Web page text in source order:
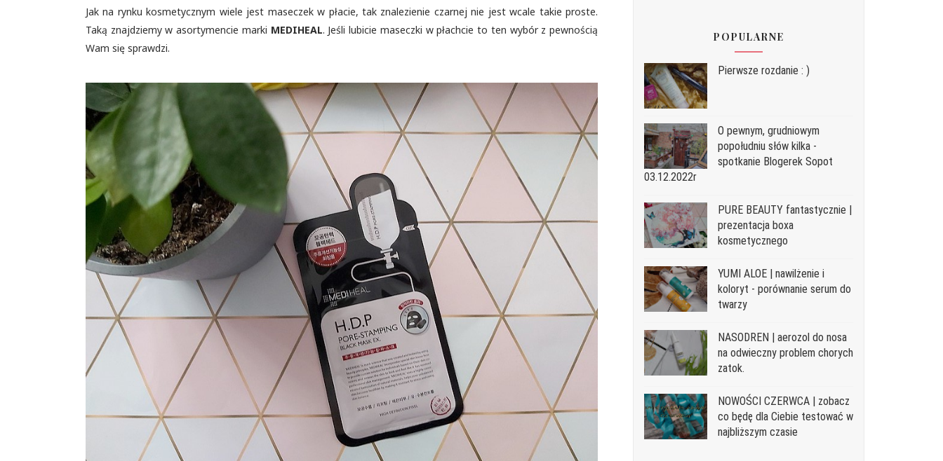
Jak na rynku kosmetycznym wiele jest maseczek w płacie, tak znalezienie czarnej nie jest wcale takie proste.
Taką znajdziemy w asortymencie marki MEDIHEAL. Jeśli lubicie maseczki w płachcie to ten wybór z pewnością
Wam się sprawdzi.
POPULARNE
Pierwsze rozdanie : )
O pewnym, grudniowym
popołudniu słów kilka -
spotkanie Blogerek Sopot
03.12.2022r
PURE BEAUTY fantastycznie |
prezentacja boxa
kosmetycznego
YUMI ALOE | nawilżenie i
koloryt - porównanie serum do
twarzy
NASODREN | aerozol do nosa
na odwieczny problem chorych
zatok.
NOWOŚCI CZERWCA | zobacz
co będę dla Ciebie testować w
najbliższym czasie